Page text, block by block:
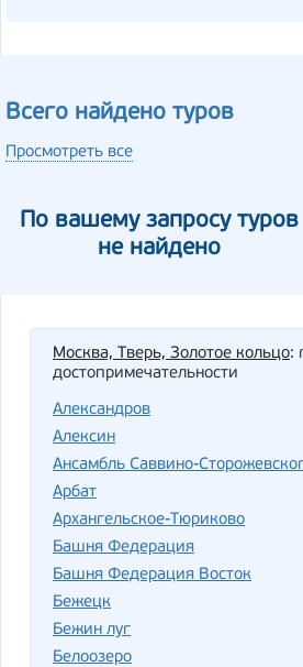
Всего найдено туров
Просмотреть все
По вашему запросу туров
не найдено
Москва, Тверь, Золотое кольцо:
достопримечательности
Александров
Алексин
Ансамбль Саввино-
Арбат
Архангельское-Тюриково
Башня Федерация
Башня Федерация Восток
Бежецк
Бежин луг
Белоозеро